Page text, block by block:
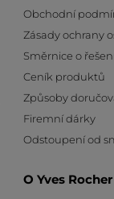
Obchodní
Zásady ochrany
Směrnice o
Ceník produktů
Způsoby
Firemní dárky
Odstoupení od
O Yves Rocher